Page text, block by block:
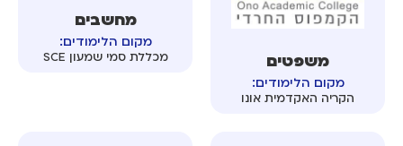
משפטים
מקום הלימודים:
הקריה האקדמית אונו
מחשבים
מקום הלימודים:
מכללת סמי שמעון SCE